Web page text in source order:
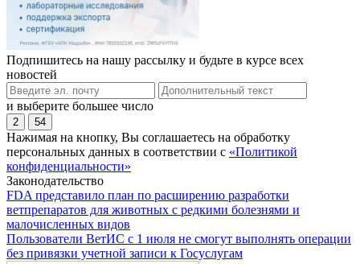
Подпишитесь на нашу рассылку и будьте в курсе всех
новостей
и выберите большее число
2 54
Нажимая на кнопку, Вы соглашаетесь на обработку
персональных данных в соответствии с «Политикой
конфиденциальности»
Законодательство
FDA представило план по расширению разработки
ветпрепаратов для животных с редкими болезнями и
малочисленных видов
Пользователи ВетИС с 1 июля не смогут выполнять операции
без привязки учетной записи к Госуслугам